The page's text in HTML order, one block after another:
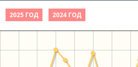
2025 ГОД 2024 ГОД